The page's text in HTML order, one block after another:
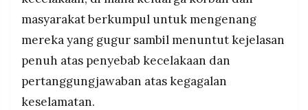
masyarakat berkumpul untuk mengenang
mereka yang gugur sambil menuntut kejelasan
penuh atas penyebab kecelakaan dan
pertanggungjawaban atas kegagalan
keselamatan.